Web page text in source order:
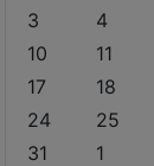
3
4
10
11
17
18
24
25
31
1